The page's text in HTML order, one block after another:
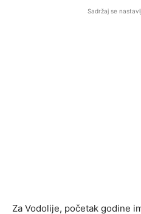
Sadržaj se
Za Vodolije, početak godine